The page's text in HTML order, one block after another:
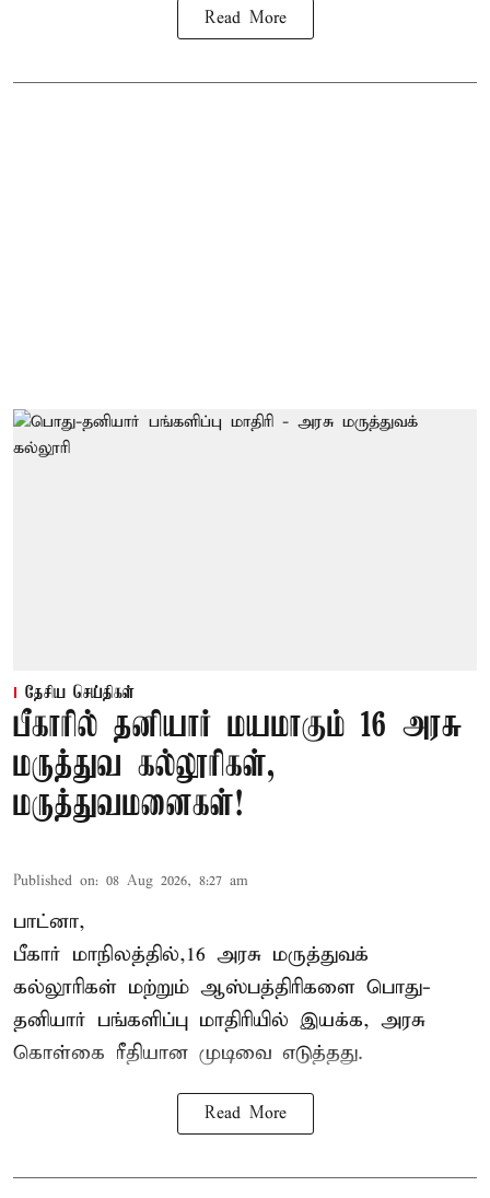
Read More
தேசிய செய்திகள்
பீகாரில் தனியார் மயமாகும் 16 அரசு
மருத்துவ கல்லூரிகள்,
மருத்துவமனைகள்!
Published on: 08 Aug 2026, 8:27 am
பாட்னா,
பீகார் மாநிலத்தில்,16 அரசு மருத்துவக்
கல்லூரிகள் மற்றும் ஆஸ்பத்திரிகளை பொது-
தனியார் பங்களிப்பு மாதிரியில் இயக்க, அரசு
கொள்கை ரீதியான முடிவை எடுத்தது.
Read More